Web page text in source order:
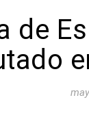
de